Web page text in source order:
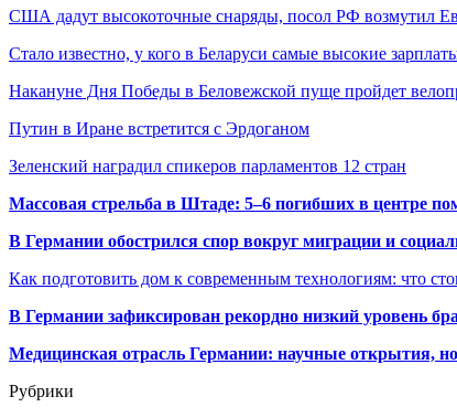
США дадут высокоточные снаряды, посол РФ возмутил
Стало известно, у кого в Беларуси самые высокие
Накануне Дня Победы в Беловежской пуще пройдет
Путин в Иране встретится с Эрдоганом
Зеленский наградил спикеров парламентов 12 стран
Массовая стрельба в Штаде: 5–6 погибших в центре
В Германии обострился спор вокруг миграции и
Как подготовить дом к современным технологиям: что
В Германии зафиксирован рекордно низкий уровень
Медицинская отрасль Германии: научные открытия,
Рубрики